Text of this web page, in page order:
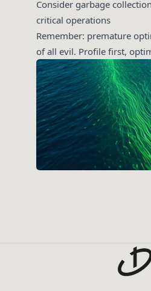
Consider garbage
critical operations
Remember: premature
of all evil. Profile first,